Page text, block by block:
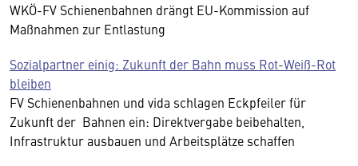
WKÖ-FV Schienenbahnen drängt EU-Kommission auf
Maßnahmen zur Entlastung
Sozialpartner einig: Zukunft der Bahn muss Rot-Weiß-Rot
bleiben
FV Schienenbahnen und vida schlagen Eckpfeiler für
Zukunft der Bahnen ein: Direktvergabe beibehalten,
Infrastruktur ausbauen und Arbeitsplätze schaffen